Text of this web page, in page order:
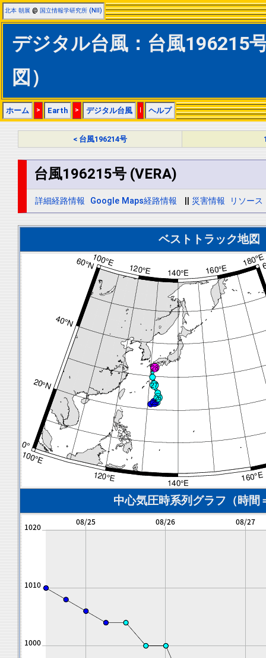
北本 朝展 @ 国立情報学研究所 (NII)
デジタル台風：台風196215
図）
ホーム > Earth > デジタル台風 | ヘルプ
< 台風196214号
台風196215号 (VERA)
詳細経路情報 Google Maps経路情報 災害情報 リソース
ベストトラック地図
中心気圧時系列グラフ（時間